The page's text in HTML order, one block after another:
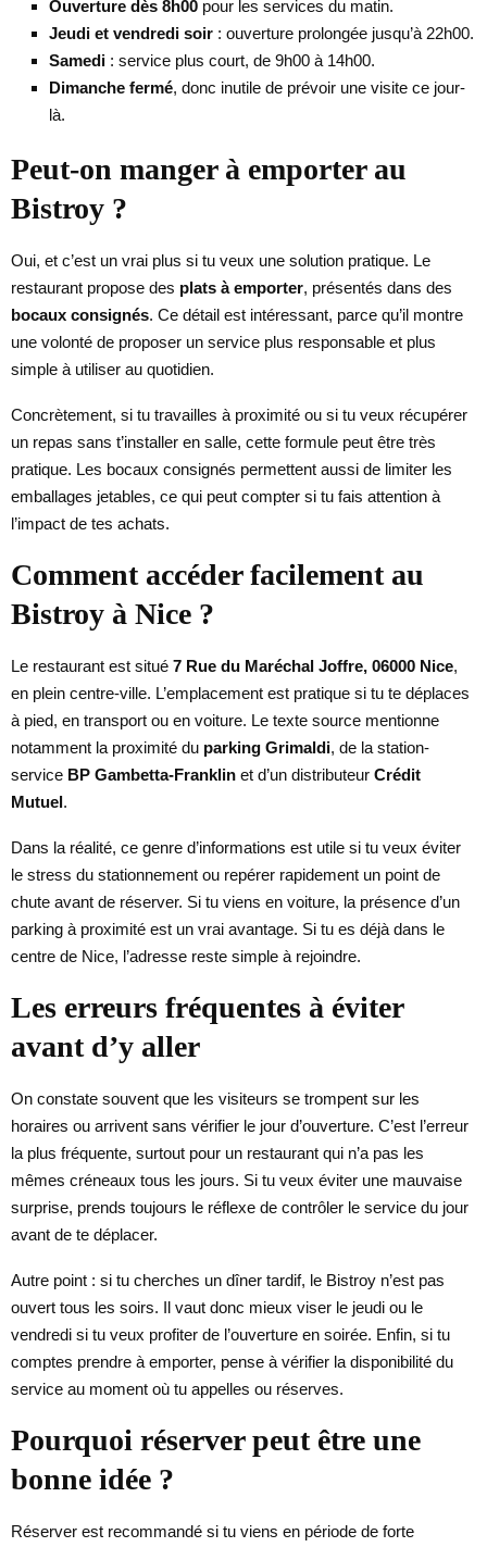
Ouverture dès 8h00 pour les services du matin.
Jeudi et vendredi soir : ouverture prolongée jusqu’à 22h00.
Samedi : service plus court, de 9h00 à 14h00.
Dimanche fermé, donc inutile de prévoir une visite ce jour-
là.
Peut-on manger à emporter au
Bistroy ?
Oui, et c’est un vrai plus si tu veux une solution pratique. Le
restaurant propose des plats à emporter, présentés dans des
bocaux consignés. Ce détail est intéressant, parce qu’il montre
une volonté de proposer un service plus responsable et plus
simple à utiliser au quotidien.
Concrètement, si tu travailles à proximité ou si tu veux récupérer
un repas sans t’installer en salle, cette formule peut être très
pratique. Les bocaux consignés permettent aussi de limiter les
emballages jetables, ce qui peut compter si tu fais attention à
l’impact de tes achats.
Comment accéder facilement au
Bistroy à Nice ?
Le restaurant est situé 7 Rue du Maréchal Joffre, 06000 Nice,
en plein centre-ville. L’emplacement est pratique si tu te déplaces
à pied, en transport ou en voiture. Le texte source mentionne
notamment la proximité du parking Grimaldi, de la station-
service BP Gambetta-Franklin et d’un distributeur Crédit
Mutuel.
Dans la réalité, ce genre d’informations est utile si tu veux éviter
le stress du stationnement ou repérer rapidement un point de
chute avant de réserver. Si tu viens en voiture, la présence d’un
parking à proximité est un vrai avantage. Si tu es déjà dans le
centre de Nice, l’adresse reste simple à rejoindre.
Les erreurs fréquentes à éviter
avant d’y aller
On constate souvent que les visiteurs se trompent sur les
horaires ou arrivent sans vérifier le jour d’ouverture. C’est l’erreur
la plus fréquente, surtout pour un restaurant qui n’a pas les
mêmes créneaux tous les jours. Si tu veux éviter une mauvaise
surprise, prends toujours le réflexe de contrôler le service du jour
avant de te déplacer.
Autre point : si tu cherches un dîner tardif, le Bistroy n’est pas
ouvert tous les soirs. Il vaut donc mieux viser le jeudi ou le
vendredi si tu veux profiter de l’ouverture en soirée. Enfin, si tu
comptes prendre à emporter, pense à vérifier la disponibilité du
service au moment où tu appelles ou réserves.
Pourquoi réserver peut être une
bonne idée ?
Réserver est recommandé si tu viens en période de forte